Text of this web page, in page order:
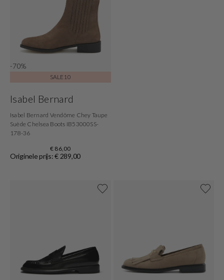
-70%
SALE10
Isabel Bernard
Isabel Bernard Vendôme Chey Taupe
Suède Chelsea Boots IB53000SS-
178-36
€ 86,00
Originele prijs: € 289,00